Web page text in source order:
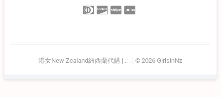
港女New Zealand紐西蘭代購 | .: . | © 2026 GirlsinNz